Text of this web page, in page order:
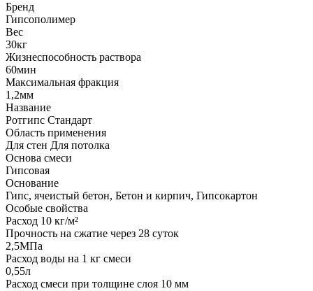
Бренд
Гипсополимер
Вес
30кг
Жизнеспособность раствора
60мин
Максимальная фракция
1,2мм
Название
Ротгипс Стандарт
Область применения
Для стен Для потолка
Основа смеси
Гипсовая
Основание
Гипс, ячеистый бетон, Бетон и кирпич, Гипсокартон
Особые свойства
Расход 10 кг/м²
Прочность на сжатие через 28 суток
2,5МПа
Расход воды на 1 кг смеси
0,55л
Расход смеси при толщине слоя 10 мм